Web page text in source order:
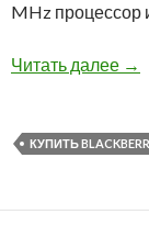
MHz процессор
Читать далее →
КУПИТЬ